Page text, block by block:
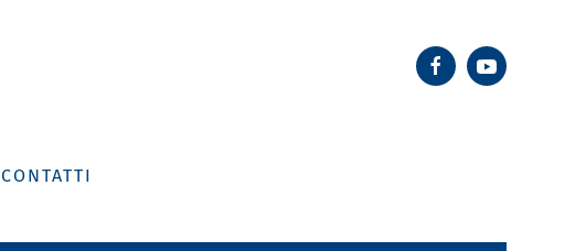
CONTATTI